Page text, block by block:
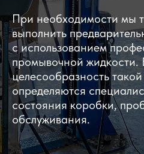
При необходимости мы
выполнить
с использованием
промывочной жидкости.
целесообразность
определяются
состояния коробки,
обслуживания.